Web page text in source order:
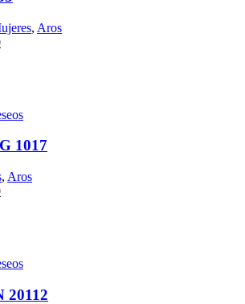
, Aros
El
1017
, Aros
El